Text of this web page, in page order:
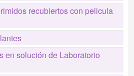
recubiertos con pelicula
en solución de Laboratorio